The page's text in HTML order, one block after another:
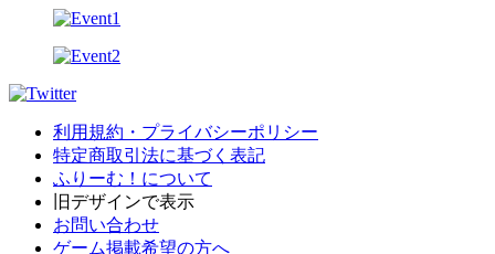
利用規約・プライバシーポリシー
特定商取引法に基づく表記
ふりーむ！について
旧デザインで表示
お問い合わせ
ゲーム掲載希望の方へ